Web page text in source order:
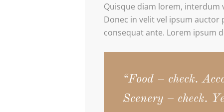
Quisque diam lorem, interdum
Donec in velit vel ipsum auctor
consequat ante. Lorem ipsum
“Food – check.
Scenery – check.